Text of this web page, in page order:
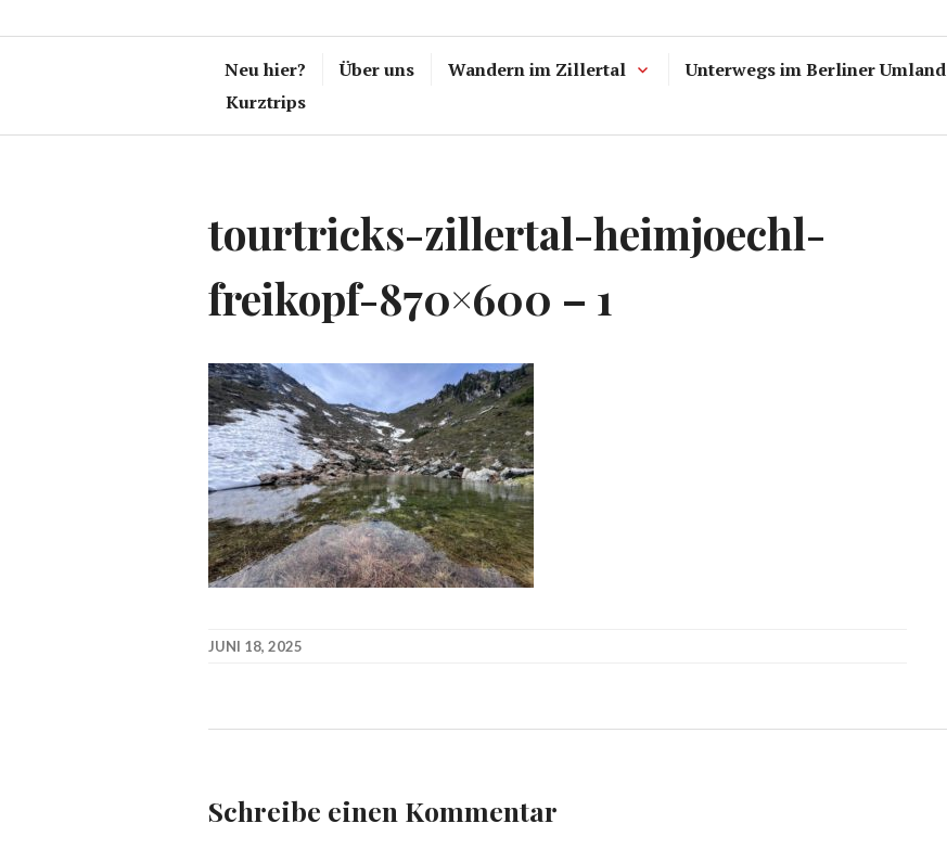
Neu hier? Über uns Wandern im Zillertal Unterwegs im Berliner Umland
Kurztrips
tourtricks-zillertal-heimjoechl-
freikopf-870×600 – 1
JUNI 18, 2025
Schreibe einen Kommentar